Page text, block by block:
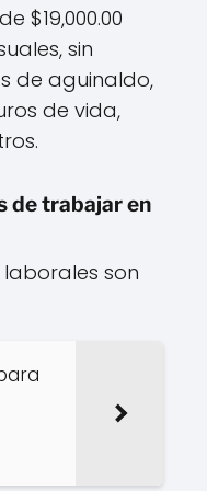
$19,000.00
sin
de aguinaldo,
de vida,
de trabajar en
son